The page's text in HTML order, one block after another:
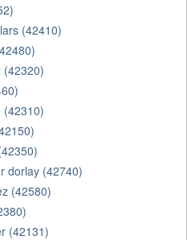
(42410)
(42320)
(42310)
dorlay (42740)
(42580)
(42131)